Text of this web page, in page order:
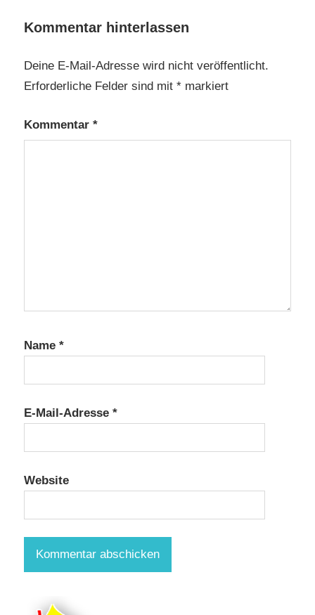
Kommentar hinterlassen
Deine E-Mail-Adresse wird nicht veröffentlicht.
Erforderliche Felder sind mit * markiert
Kommentar *
Name *
E-Mail-Adresse *
Website